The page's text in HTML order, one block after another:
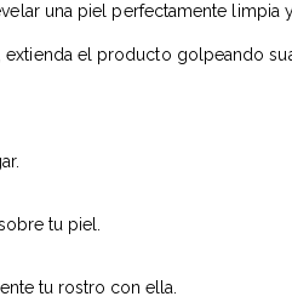
una piel perfectamente limpia
extienda el producto golpeando
tu piel.
tu rostro con ella.